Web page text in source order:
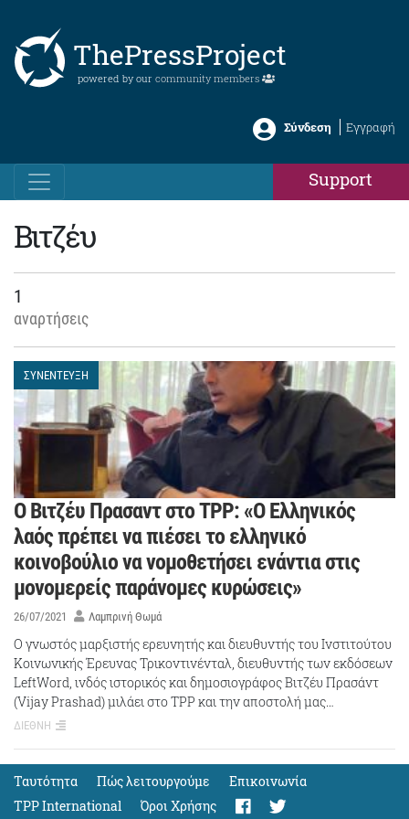
ThePressProject
powered by our community members
Σύνδεση Εγγραφή
Support
Βιτζέυ
1
αναρτήσεις
ΣΥΝΕΝΤΕΥΞΗ
Ο Βιτζέυ Πρασαντ στο TPP: «Ο Ελληνικός
λαός πρέπει να πιέσει το ελληνικό
κοινοβούλιο να νομοθετήσει ενάντια στις
μονομερείς παράνομες κυρώσεις»
26/07/2021 Λαμπρινή Θωμά
Ο γνωστός μαρξιστής ερευνητής και διευθυντής του Ινστιτούτου
Κοινωνικής Έρευνας Τρικοντινένταλ, διευθυντής των εκδόσεων
LeftWord, ινδός ιστορικός και δημοσιογράφος Βιτζέυ Πρασάντ
(Vijay Prashad) μιλάει στο ΤΡΡ και την αποστολή μας…
ΔΙΕΘΝΗ
Ταυτότητα Πώς λειτουργούμε
Eπικοινωνία
TPP International
Όροι Χρήσης